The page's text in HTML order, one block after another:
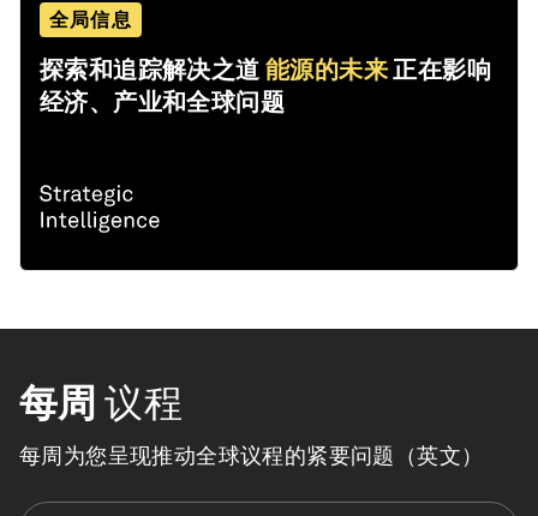
全局信息
探索和追踪解决之道能源的未来正在影响
经济、产业和全球问题
每周 议程
每周为您呈现推动全球议程的紧要问题（英文）